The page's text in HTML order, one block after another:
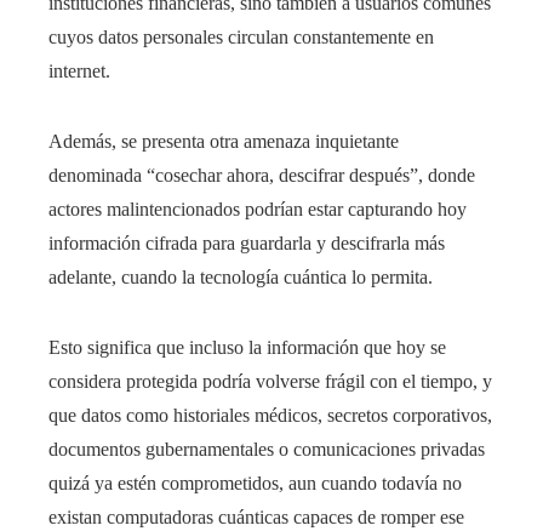
cuyos datos personales circulan constantemente en
internet.
Además, se presenta otra amenaza inquietante
denominada “cosechar ahora, descifrar después”, donde
actores malintencionados podrían estar capturando hoy
información cifrada para guardarla y descifrarla más
adelante, cuando la tecnología cuántica lo permita.
Esto significa que incluso la información que hoy se
considera protegida podría volverse frágil con el tiempo, y
que datos como historiales médicos, secretos corporativos,
documentos gubernamentales o comunicaciones privadas
quizá ya estén comprometidos, aun cuando todavía no
existan computadoras cuánticas capaces de romper ese